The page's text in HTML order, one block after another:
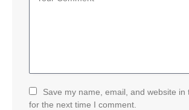
Save my name, email, and website in
for the next time I comment.